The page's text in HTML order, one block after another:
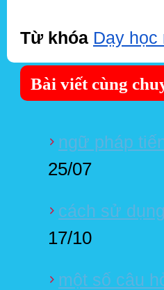
Từ khóa Dạy học
Bài viết cùng
ngữ pháp
25/07
cách sử
17/10
một số câu